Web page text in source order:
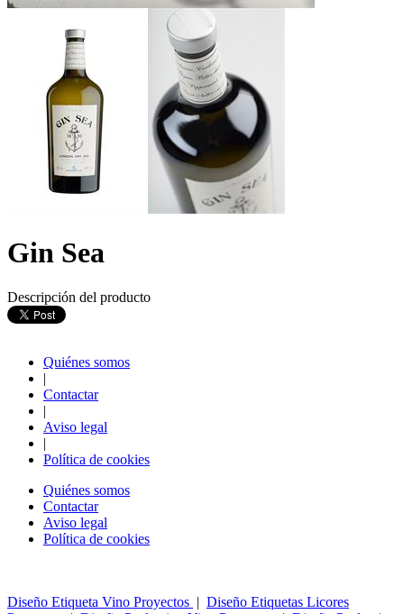
Gin Sea
Descripción del producto
Quiénes somos
|
Contactar
|
Aviso legal
|
Política de cookies
Quiénes somos
Contactar
Aviso legal
Política de cookies
Diseño Etiqueta Vino Proyectos | Diseño Etiquetas Licores